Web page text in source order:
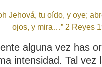
Jehová, tu oído, y oye;
ojos, y mira…” 2 Reyes
alguna vez has
intensidad. Tal vez